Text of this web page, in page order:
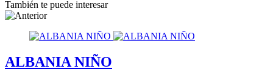
También te puede interesar
ALBANIA NIÑO